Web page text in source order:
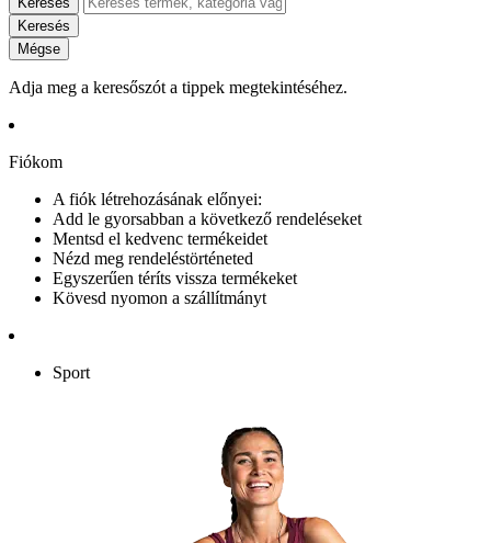
Keresés
Mégse
Adja meg a keresőszót a tippek megtekintéséhez.
Fiókom
A fiók létrehozásának előnyei:
Add le gyorsabban a következő rendeléseket
Mentsd el kedvenc termékeidet
Nézd meg rendeléstörténeted
Egyszerűen téríts vissza termékeket
Kövesd nyomon a szállítmányt
Sport